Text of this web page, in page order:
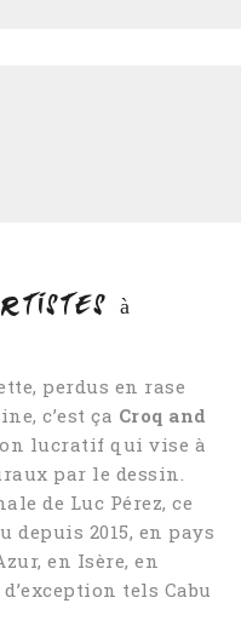
à
perdus en rase
c’est ça Croq and
lucratif qui vise à
par le dessin.
de Luc Pérez, ce
2015, en pays
en Isère, en
tels Cabu